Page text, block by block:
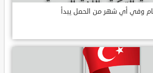
وفي أي شهر من الحمل يبدأ